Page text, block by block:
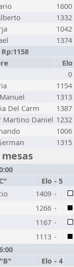
1600
1332
1042
1374
Elo
0
1154
1313
Del Carm 1387
Martino Daniel 1232
1006
1315
Elo - 5
1409 -
1266 -
1167 -
1113 -
Elo - 4